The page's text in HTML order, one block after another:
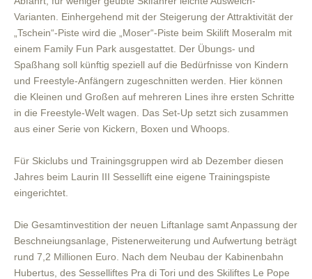
Varianten. Einhergehend mit der Steigerung der Attraktivität der
„Tschein“-Piste wird die „Moser“-Piste beim Skilift Moseralm mit
einem Family Fun Park ausgestattet. Der Übungs- und
Spaßhang soll künftig speziell auf die Bedürfnisse von Kindern
und Freestyle-Anfängern zugeschnitten werden. Hier können
die Kleinen und Großen auf mehreren Lines ihre ersten Schritte
in die Freestyle-Welt wagen. Das Set-Up setzt sich zusammen
aus einer Serie von Kickern, Boxen und Whoops.
Für Skiclubs und Trainingsgruppen wird ab Dezember diesen
Jahres beim Laurin III Sessellift eine eigene Trainingspiste
eingerichtet.
Die Gesamtinvestition der neuen Liftanlage samt Anpassung der
Beschneiungsanlage, Pistenerweiterung und Aufwertung beträgt
rund 7,2 Millionen Euro. Nach dem Neubau der Kabinenbahn
Hubertus, des Sesselliftes Pra di Tori und des Skiliftes Le Pope